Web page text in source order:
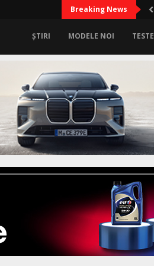
Breaking News
ȘTIRI MODELE NOI TESTE